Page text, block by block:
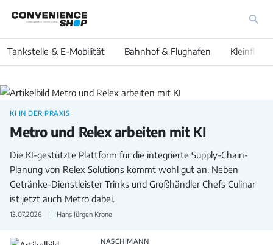
Tankstelle & E-Mobilität Bahnhof & Flughafen
Großhandel
KI IN DER PRAXIS
Metro und Relex arbeiten mit KI
Die KI-gestützte Plattform für die integrierte Supply-Chain-
Planung von Relex Solutions kommt wohl gut an. Neben
Getränke-Dienstleister Trinks und Großhändler Chefs Culinar
ist jetzt auch Metro dabei.
13.07.2026 Hans Jürgen Krone
NASCHIMANN